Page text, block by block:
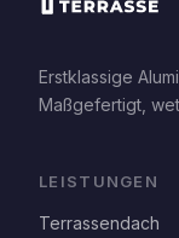
Erstklassige
Maßgefertigt,
LEISTUNGEN
Terrassendach